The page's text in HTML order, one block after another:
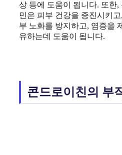
상 등에 도움이 됩니다. 또한
민은 피부 건강을 증진시키
부 노화를 방지하고, 염증을
유하는데 도움이 됩니다.
콘드로이친의 부